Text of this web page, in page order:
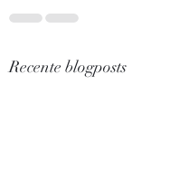
Recente blogposts